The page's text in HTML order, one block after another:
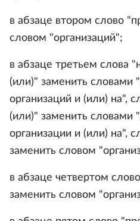
в абзаце втором слово
словом "организаций";
в абзаце третьем слова
(или)" заменить словами
организаций и (или) на",
(или)" заменить словами
организации и (или) на",
заменить словом
в абзаце четвертом
заменить словом